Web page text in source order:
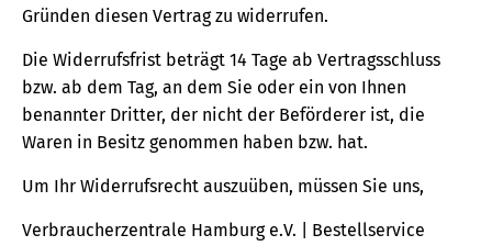
Gründen diesen Vertrag zu widerrufen.
Die Widerrufsfrist beträgt 14 Tage ab Vertragsschluss
bzw. ab dem Tag, an dem Sie oder ein von Ihnen
benannter Dritter, der nicht der Beförderer ist, die
Waren in Besitz genommen haben bzw. hat.
Um Ihr Widerrufsrecht auszuüben, müssen Sie uns,
Verbraucherzentrale Hamburg e.V. | Bestellservice